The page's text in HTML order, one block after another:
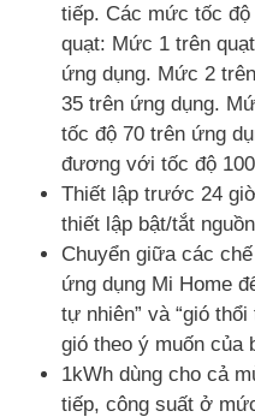
tiếp. Các mức tốc
quạt: Mức 1 trên
ứng dụng. Mức 2
35 trên ứng dụng.
tốc độ 70 trên ứng
đương với tốc độ
Thiết lập trước 24
thiết lập bật/tắt
Chuyển giữa các
ứng dụng Mi Home
tự nhiên” và “gió
gió theo ý muốn của
1kWh dùng cho cả
tiếp, công suất ở